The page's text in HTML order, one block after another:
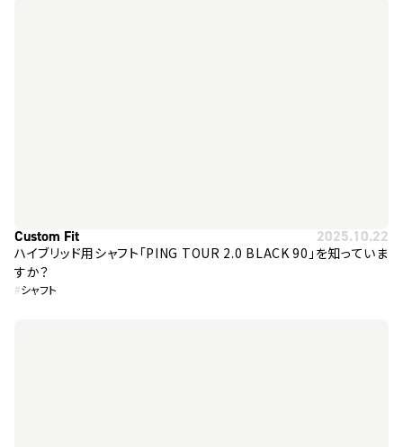
Custom Fit 2025.10.22
ハイブリッド用シャフト「PING TOUR 2.0 BLACK 90」を知っていま
すか？
#シャフト